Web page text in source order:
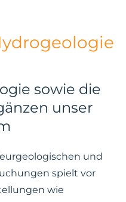
sowie die
unser
und
spielt vor
wie